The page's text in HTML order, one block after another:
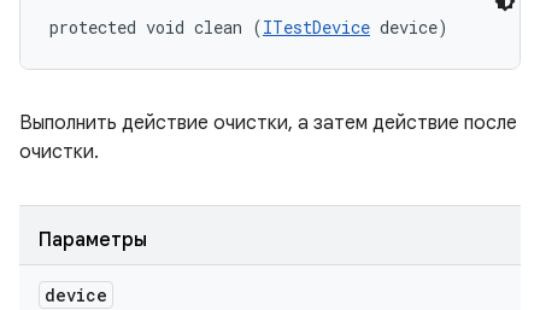
protected void clean (ITestDevice device)
Выполнить действие очистки, а затем действие после
очистки.
Параметры
device